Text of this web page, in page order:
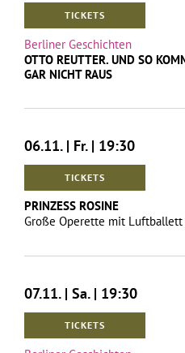
TICKETS
Berliner Geschichten
OTTO REUTTER. UND SO
GAR NICHT RAUS
06.11. | Fr. | 19:30
TICKETS
PRINZESS ROSINE
Große Operette mit Luftballett
07.11. | Sa. | 19:30
TICKETS